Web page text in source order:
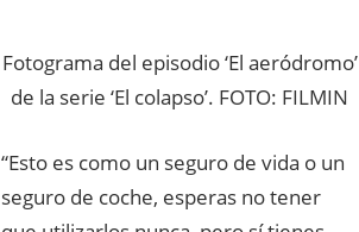
Fotograma del episodio ‘El aeródromo’
de la serie ‘El colapso’. FOTO: FILMIN
“Esto es como un seguro de vida o un
seguro de coche, esperas no tener